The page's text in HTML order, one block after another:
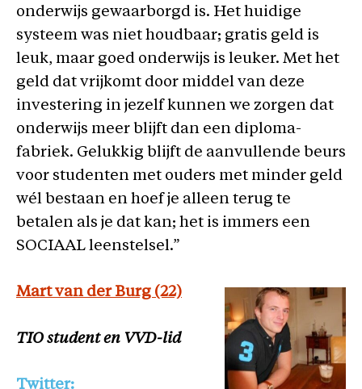
onderwijs gewaarborgd is. Het huidige
systeem was niet houdbaar; gratis geld is
leuk, maar goed onderwijs is leuker. Met het
geld dat vrijkomt door middel van deze
investering in jezelf kunnen we zorgen dat
onderwijs meer blijft dan een diploma-
fabriek. Gelukkig blijft de aanvullende beurs
voor studenten met ouders met minder geld
wél bestaan en hoef je alleen terug te
betalen als je dat kan; het is immers een
SOCIAAL leenstelsel.”
Mart van der Burg (22)
TIO student en VVD-lid
Twitter: